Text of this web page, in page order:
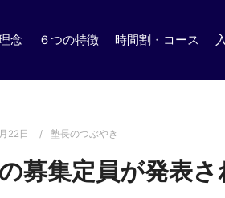
念 ６つの特徴 時間割・コース
22日 塾長のつぶやき
募集定員が発表さ